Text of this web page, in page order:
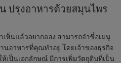
ปรุงอาหารด้วยสมุนไพร
ห็นแล้วอยากลอง สามารถจำชื่อเมนู
นอาหารที่คุณทำอยู่ โดยเจ้าของธุรกิจ
เป็นเอกลักษณ์ มีการเพิ่มวัตถุดิบที่เป็น